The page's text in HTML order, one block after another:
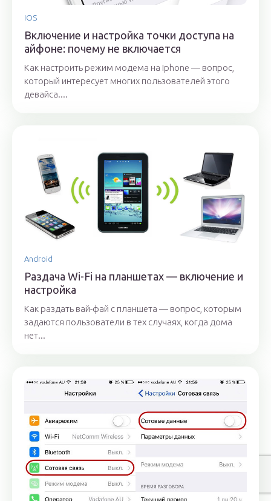
IOS
Включение и настройка точки доступа на
айфоне: почему не включается
Как настроить режим модема на Iphone — вопрос,
который интересует многих пользователей этого
девайса....
Android
Раздача Wi-Fi на планшетах — включение и
настройка
Как раздать вай-фай с планшета — вопрос, которым
задаются пользователи в тех случаях, когда дома
нет...